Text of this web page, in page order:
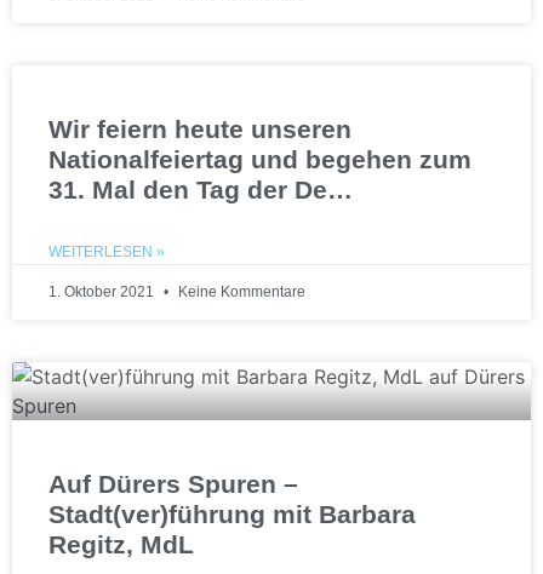
Wir feiern heute unseren
Nationalfeiertag und begehen zum
31. Mal den Tag der De…
WEITERLESEN »
1. Oktober 2021 Keine Kommentare
Auf Dürers Spuren –
Stadt(ver)führung mit Barbara
Regitz, MdL